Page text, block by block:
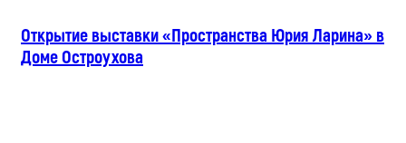
Открытие выставки «Пространства Юрия Ларина» в
Доме Остроухова